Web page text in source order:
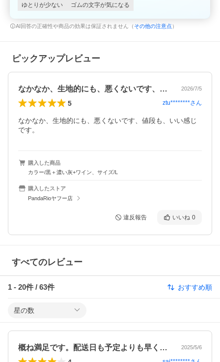
ゆとりが少ない
ゴムの文字が気になる
AI回答の正確性や商品の効果は保証されません（ その他の注意点 ）
ピックアップレビュー
なかなか、生地的にも、悪くないです、値… 2026/7/5
5 ztu********さん
なかなか、生地的にも、悪くないです、値段も、いい感じ
です。
購入した商品
カラー/黒＋濃い灰+ワイン、サイズ/L
購入したストア
PandaRioヤフー店
違反報告 いいね 0
すべてのレビュー
1 - 20件 / 63件 おすすめ順
星の数
概ね満足です。配送日も予定よりも早く到… 2025/5/6